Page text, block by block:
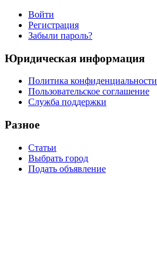
Войти
Регистрация
Забыли пароль?
Юридическая информация
Политика конфиденциальности
Пользовательское соглашение
Служба поддержки
Разное
Статьи
Выбрать город
Подать объявление